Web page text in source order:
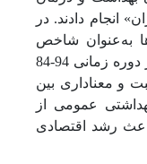
انجام دادند. در
به‌عنوان شاخص
رشد اقتصادی و از داده‌های تابلویی در دوره زمانی 94-84
و معناداری بین
عمومی از
رشد اقتصادی